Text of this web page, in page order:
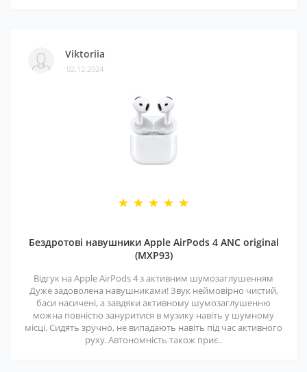
Viktoriia
02.12.2024
Бездротові навушники Apple AirPods 4 ANC original
(MXP93)
Відгук на Apple AirPods 4 з активним шумозаглушенням
Дуже задоволена навушниками! Звук неймовірно чистий,
баси насичені, а завдяки активному шумозаглушенню
можна повністю зануритися в музику навіть у шумному
місці. Сидять зручно, не випадають навіть під час активного
руху. Автономність також приє..